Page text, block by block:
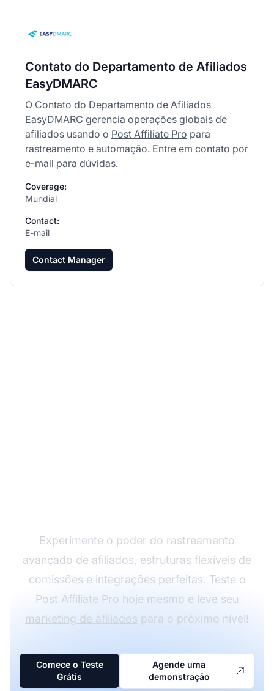
Contato do Departamento de Afiliados
EasyDMARC
O Contato do Departamento de Afiliados
EasyDMARC gerencia operações globais de
afiliados usando o Post Affiliate Pro para
rastreamento e automação. Entre em contato por
e-mail para dúvidas.
Coverage:
Mundial
Contact:
E-mail
Contact Manager
Experimente o poder do rastreamento
avançado de afiliados, estruturas flexíveis de
comissões e integrações perfeitas. Teste o
Post Affiliate Pro hoje mesmo e leve seu
marketing de afiliados para o próximo nível!
Comece o Teste
Grátis
Agende uma
demonstração